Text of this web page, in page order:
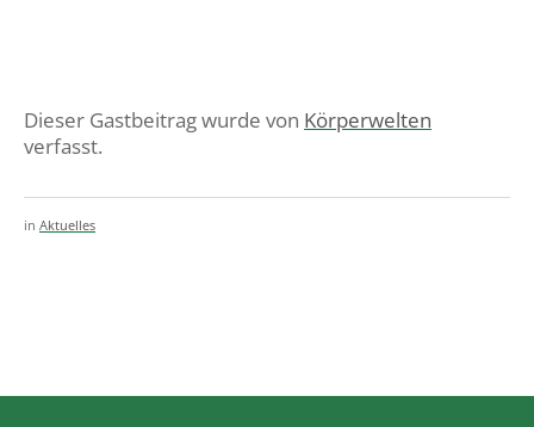
Dieser Gastbeitrag wurde von Körperwelten
verfasst.
in Aktuelles